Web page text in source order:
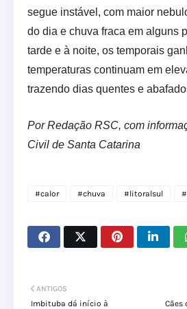
segue instável, com maior
do dia e chuva fraca em alguns
tarde e à noite, os temporais
temperaturas continuam em
trazendo dias quentes e
Por Redação RSC, com
Civil de Santa Catarina
#calor #chuva #litoralsul
Cães
ANTIGOS
Imbituba dá início à